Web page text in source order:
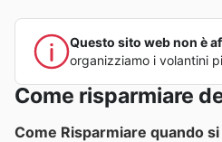
Questo sito web non è
organizziamo i volantini
Come risparmiare
Come Risparmiare quando